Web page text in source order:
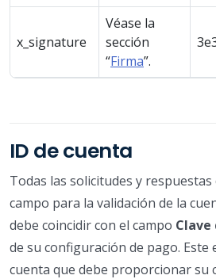
x_signature
Véase la
sección
“Firma”.
ID de cuenta
Todas las solicitudes y
campo para la validación de la
debe coincidir con el campo
de su configuración de pago. Este
cuenta que debe proporcionar su